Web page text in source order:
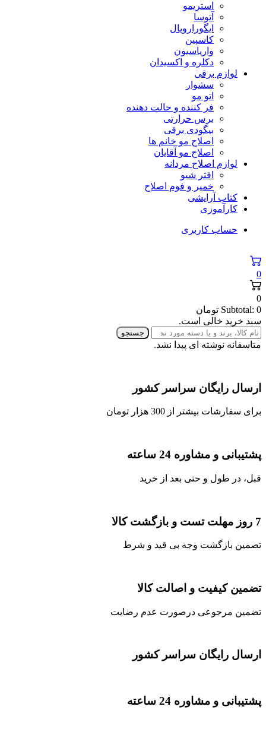
استریمو
آتوسا
ایگورارویال
کاسپین
واریاسیون
دکلره و اکسیدان
لوازم برقی
سشوار
اتو مو
فر کننده و حالت دهنده
برس حرارتی
بیگودی برقی
اصلاح مو خانم ها
اصلاح مو آقایان
لوازم اصلاح مردانه
افتر شیو
خمیر و فوم اصلاح
کتاب آرایشی
کارآموزی
حساب کاربری
0
0
Subtotal: 0
تومان
سبد خرید خالی است.
جستجو
متاسفانه نوشته ای پیدا نشد.
ارسال رایگان سراسر کشور
برای سفارشات بیشتر از 300 هزار تومان
پشتیبانی و مشاوره 24 ساعته
قبل، در طول و حتی بعد از خرید
7 روز مهلت تست و بازگشت کالا
تصمین بازگشت وجه بی قید و شرط
تضمین کیفیت و اصالت کالا
تضمین مرجوعی درصورت عدم رضایت
ارسال رایگان سراسر کشور
پشتیبانی و مشاوره 24 ساعته